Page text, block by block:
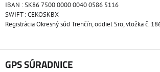
IBAN : SK86 7500 0000 0040 0586 5116
SWIFT : CEKOSKBX
Registrácia Okresný súd Trenčín, oddiel Sro, vložka č.
GPS SÚRADNICE